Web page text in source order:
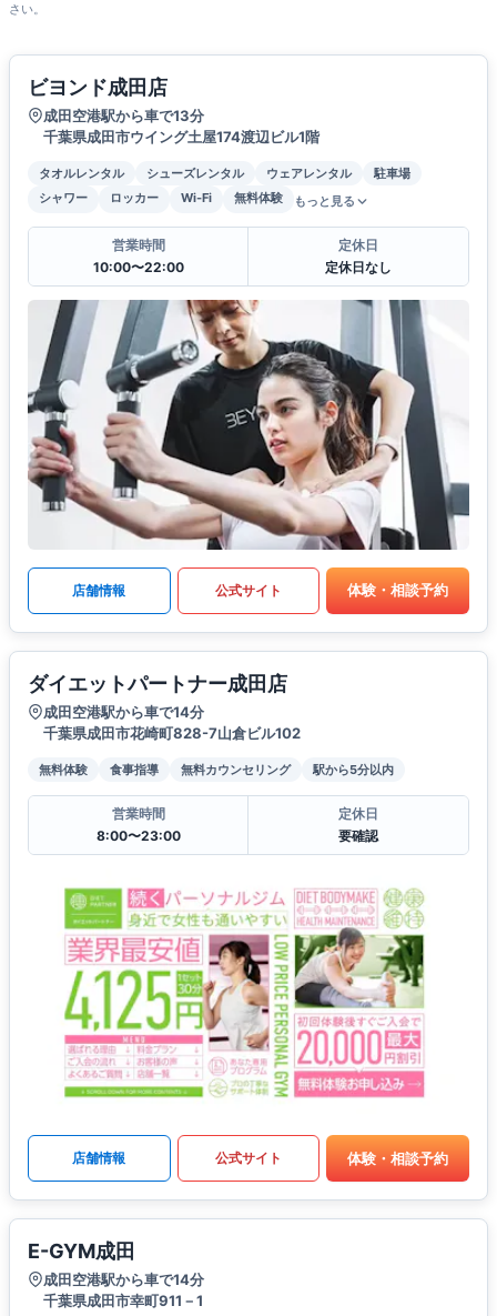
さい。
ビヨンド成田店
成田空港駅から車で13分
千葉県成田市ウイング土屋174渡辺ビル1階
タオルレンタル シューズレンタル ウェアレンタル
駐車場
シャワー
ロッカー Wi-Fi 無料体験 もっと見る
営業時間
10:00〜22:00
定休日
定休日なし
店舗情報 公式サイト 体験・相談予約
ダイエットパートナー成田店
成田空港駅から車で14分
千葉県成田市花崎町828-7山倉ビル102
無料体験 食事指導 無料カウンセリング 駅から5分以内
営業時間
8:00〜23:00
定休日
要確認
店舗情報 公式サイト 体験・相談予約
E-GYM成田
成田空港駅から車で14分
千葉県成田市幸町911－1